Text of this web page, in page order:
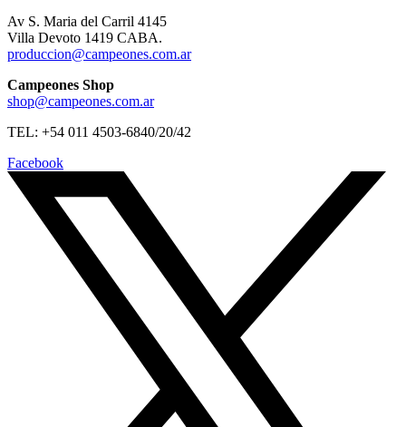
Av S. Maria del Carril 4145
Villa Devoto 1419 CABA.
produccion@campeones.com.ar
Campeones Shop
shop@campeones.com.ar
TEL: +54 011 4503-6840/20/42
Facebook